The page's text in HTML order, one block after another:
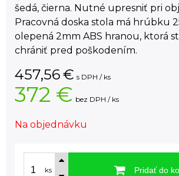
šedá, čierna. Nutné upresniť pri
Pracovná doska stola má hrúbku
olepená 2mm ABS hranou, ktorá
chrániť pred poškodením.
457,56€ s DPH / ks
372 € bez DPH / ks
Na objednávku
ks Pridať do